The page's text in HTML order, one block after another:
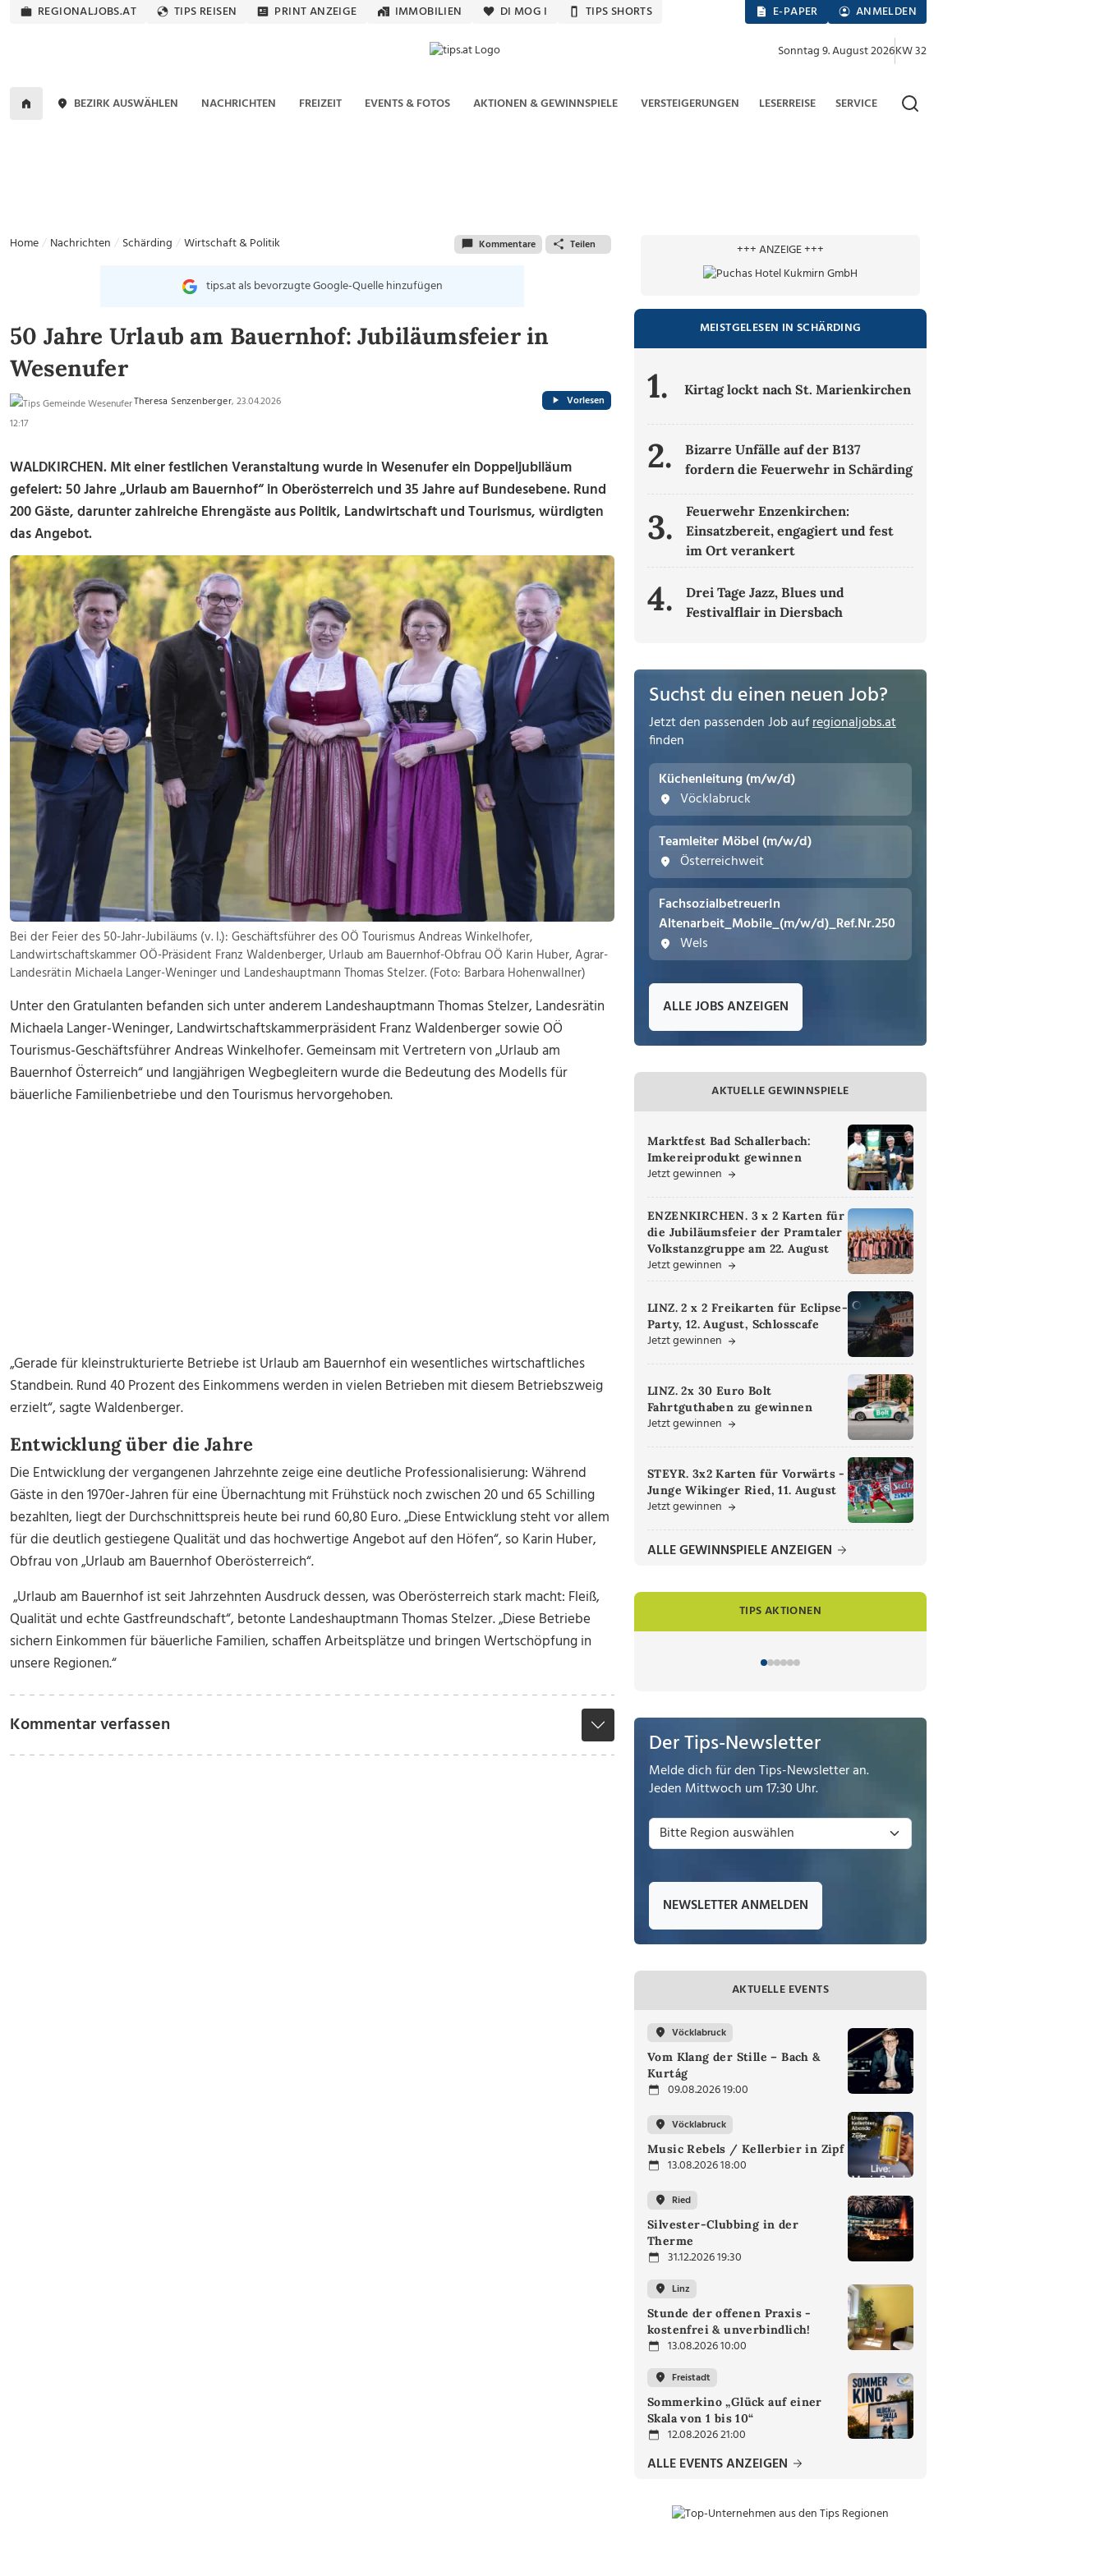
REGIONALJOBS.AT TIPS REISEN PRINT ANZEIGE IMMOBILIEN DI MOG I TIPS SHORTS E-PAPER ANMELDEN
Sonntag 9. August 2026KW 32
BEZIRK AUSWÄHLEN NACHRICHTEN FREIZEIT EVENTS & FOTOS AKTIONEN & GEWINNSPIELE VERSTEIGERUNGEN LESERREISE SERVICE
Home Nachrichten Schärding Wirtschaft & Politik Kommentare Teilen
tips.at als bevorzugte Google-Quelle hinzufügen
50 Jahre Urlaub am Bauernhof: Jubiläumsfeier in
Wesenufer
Theresa Senzenberger, 23.04.2026
12:17
Vorlesen
WALDKIRCHEN. Mit einer festlichen Veranstaltung wurde in Wesenufer ein Doppeljubiläum
gefeiert: 50 Jahre „Urlaub am Bauernhof“ in Oberösterreich und 35 Jahre auf Bundesebene. Rund
200 Gäste, darunter zahlreiche Ehrengäste aus Politik, Landwirtschaft und Tourismus, würdigten
das Angebot.
Bei der Feier des 50-Jahr-Jubiläums (v. l.): Geschäftsführer des OÖ Tourismus Andreas Winkelhofer,
Landwirtschaftskammer OÖ-Präsident Franz Waldenberger, Urlaub am Bauernhof-Obfrau OÖ Karin Huber, Agrar-
Landesrätin Michaela Langer-Weninger und Landeshauptmann Thomas Stelzer. (Foto: Barbara Hohenwallner)
Unter den Gratulanten befanden sich unter anderem Landeshauptmann Thomas Stelzer, Landesrätin
Michaela Langer-Weninger, Landwirtschaftskammerpräsident Franz Waldenberger sowie OÖ
Tourismus-Geschäftsführer Andreas Winkelhofer. Gemeinsam mit Vertretern von „Urlaub am
Bauernhof Österreich“ und langjährigen Wegbegleitern wurde die Bedeutung des Modells für
bäuerliche Familienbetriebe und den Tourismus hervorgehoben.
„Gerade für kleinstrukturierte Betriebe ist Urlaub am Bauernhof ein wesentliches wirtschaftliches
Standbein. Rund 40 Prozent des Einkommens werden in vielen Betrieben mit diesem Betriebszweig
erzielt“, sagte Waldenberger.
Entwicklung über die Jahre
Die Entwicklung der vergangenen Jahrzehnte zeige eine deutliche Professionalisierung: Während
Gäste in den 1970er-Jahren für eine Übernachtung mit Frühstück noch zwischen 20 und 65 Schilling
bezahlten, liegt der Durchschnittspreis heute bei rund 60,80 Euro. „Diese Entwicklung steht vor allem
für die deutlich gestiegene Qualität und das hochwertige Angebot auf den Höfen“, so Karin Huber,
Obfrau von „Urlaub am Bauernhof Oberösterreich“.
„Urlaub am Bauernhof ist seit Jahrzehnten Ausdruck dessen, was Oberösterreich stark macht: Fleiß,
Qualität und echte Gastfreundschaft“, betonte Landeshauptmann Thomas Stelzer. „Diese Betriebe
sichern Einkommen für bäuerliche Familien, schaffen Arbeitsplätze und bringen Wertschöpfung in
unsere Regionen.“
Kommentar verfassen
+++ ANZEIGE +++
MEISTGELESEN IN SCHÄRDING
1. Kirtag lockt nach St. Marienkirchen
2.
Bizarre Unfälle auf der B137
fordern die Feuerwehr in Schärding
3.
Feuerwehr Enzenkirchen:
Einsatzbereit, engagiert und fest
im Ort verankert
4.
Drei Tage Jazz, Blues und
Festivalflair in Diersbach
Suchst du einen neuen Job?
Jetzt den passenden Job aufregionaljobs.at
finden
Küchenleitung (m/w/d)
Vöcklabruck
Teamleiter Möbel (m/w/d)
Österreichweit
FachsozialbetreuerIn
Altenarbeit_Mobile_(m/w/d)_Ref.Nr.250
Wels
ALLE JOBS ANZEIGEN
AKTUELLE GEWINNSPIELE
Marktfest Bad Schallerbach:
Imkereiprodukt gewinnen
Jetzt gewinnen
ENZENKIRCHEN. 3 x 2 Karten für
die Jubiläumsfeier der Pramtaler
Volkstanzgruppe am 22. August
Jetzt gewinnen
LINZ. 2 x 2 Freikarten für Eclipse-
Party, 12. August, Schlosscafe
Jetzt gewinnen
LINZ. 2x 30 Euro Bolt
Fahrtguthaben zu gewinnen
Jetzt gewinnen
STEYR. 3x2 Karten für Vorwärts -
Junge Wikinger Ried, 11. August
Jetzt gewinnen
ALLE GEWINNSPIELE ANZEIGEN
TIPS AKTIONEN
Der Tips-Newsletter
Melde dich für den Tips-Newsletter an.
Jeden Mittwoch um 17:30 Uhr.
NEWSLETTER ANMELDEN
AKTUELLE EVENTS
Vöcklabruck
Vom Klang der Stille – Bach &
Kurtág
09.08.2026 19:00
Vöcklabruck
Music Rebels / Kellerbier in Zipf
13.08.2026 18:00
Ried
Silvester-Clubbing in der
Therme
31.12.2026 19:30
Linz
Stunde der offenen Praxis -
kostenfrei & unverbindlich!
13.08.2026 10:00
Freistadt
Sommerkino „Glück auf einer
Skala von 1 bis 10“
12.08.2026 21:00
ALLE EVENTS ANZEIGEN